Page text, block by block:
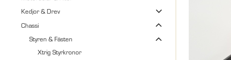
Kedjor & Drev
Chassi
Styren & Fästen
Xtrig Styrkronor